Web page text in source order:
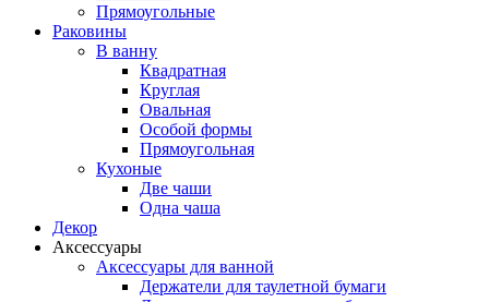
Прямоугольные
Раковины
В ванну
Квадратная
Круглая
Овальная
Особой формы
Прямоугольная
Кухоные
Две чаши
Одна чаша
Декор
Аксессуары
Аксессуары для ванной
Держатели для таулетной бумаги